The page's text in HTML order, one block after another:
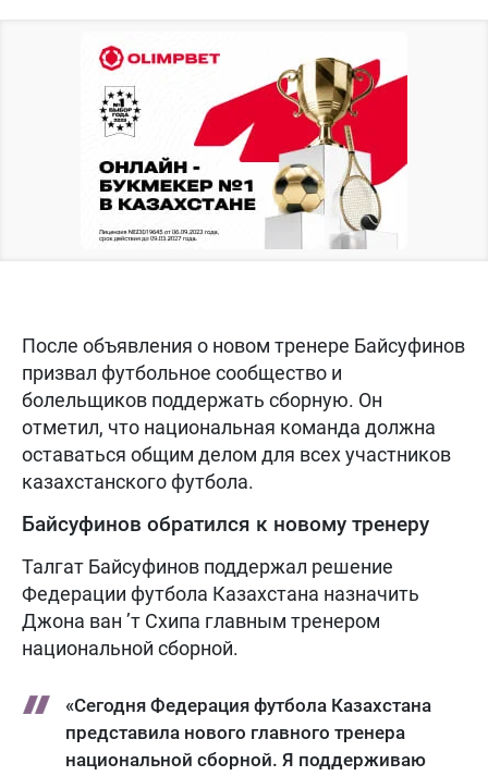
После объявления о новом тренере Байсуфинов
призвал футбольное сообщество и
болельщиков поддержать сборную. Он
отметил, что национальная команда должна
оставаться общим делом для всех участников
казахстанского футбола.
Байсуфинов обратился к новому тренеру
Талгат Байсуфинов поддержал решение
Федерации футбола Казахстана назначить
Джона ван ’т Схипа главным тренером
национальной сборной.
«Сегодня Федерация футбола Казахстана
представила нового главного тренера
национальной сборной. Я поддерживаю